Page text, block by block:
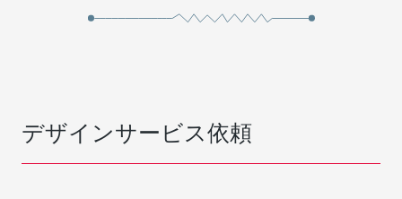
デザインサービス依頼